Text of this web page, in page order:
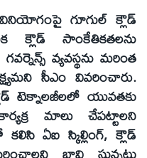
గూగుల్ క్లౌడ్
క్లౌడ్ సాంకేతికతలను
వ్యవస్థను మరింత
సీఎం వివరించారు.
టెక్నాలజీలలో యువతకు
మాలు చేపట్టాలని
ఏఐ స్కిల్లింగ్, క్లౌడ్